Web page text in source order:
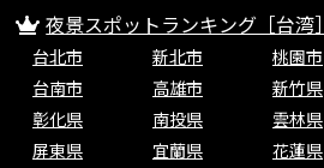
夜景スポットランキング［台湾］
台北市 新北市 桃園市
台南市
高雄市 新竹県
彰化県
南投県 雲林県
屏東県
宜蘭県 花蓮県